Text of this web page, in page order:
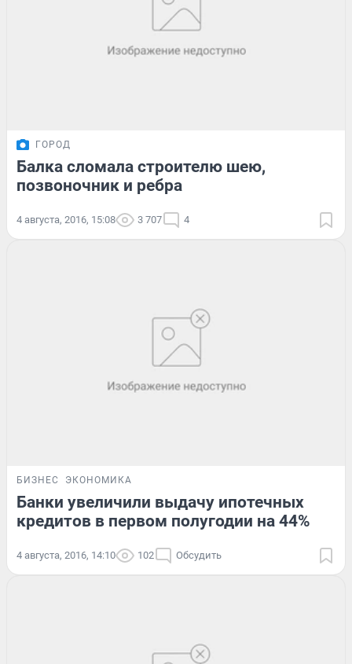
ГОРОД
Балка сломала строителю шею,
позвоночник и ребра
4 августа, 2016, 15:08 3 707 4
БИЗНЕС ЭКОНОМИКА
Банки увеличили выдачу ипотечных
кредитов в первом полугодии на 44%
4 августа, 2016, 14:10 102 Обсудить